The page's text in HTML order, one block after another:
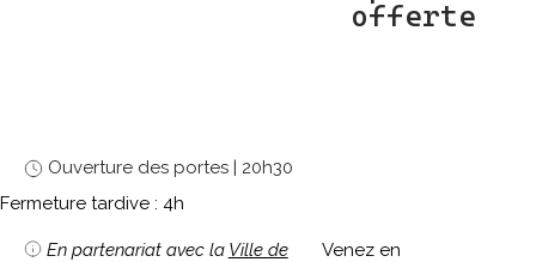
offerte
Ouverture des portes | 20h30
Fermeture tardive : 4h
En partenariat avec la Ville de
Venez en